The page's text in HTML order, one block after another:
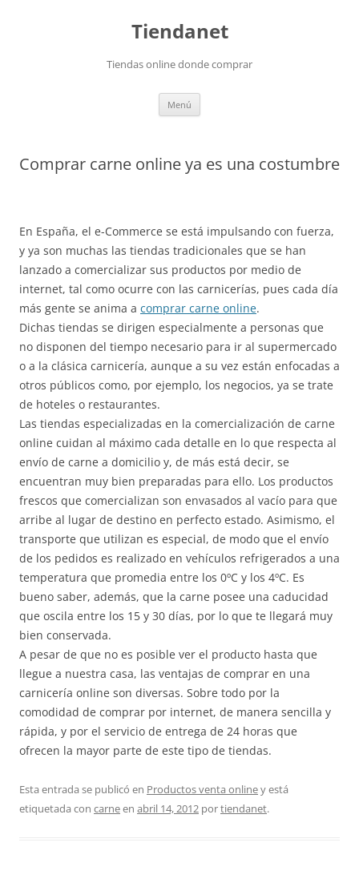
Tiendanet
Tiendas online donde comprar
Menú
Comprar carne online ya es una costumbre
En España, el e-Commerce se está impulsando con fuerza,
y ya son muchas las tiendas tradicionales que se han
lanzado a comercializar sus productos por medio de
internet, tal como ocurre con las carnicerías, pues cada día
más gente se anima a comprar carne online.
Dichas tiendas se dirigen especialmente a personas que
no disponen del tiempo necesario para ir al supermercado
o a la clásica carnicería, aunque a su vez están enfocadas a
otros públicos como, por ejemplo, los negocios, ya se trate
de hoteles o restaurantes.
Las tiendas especializadas en la comercialización de carne
online cuidan al máximo cada detalle en lo que respecta al
envío de carne a domicilio y, de más está decir, se
encuentran muy bien preparadas para ello. Los productos
frescos que comercializan son envasados al vacío para que
arribe al lugar de destino en perfecto estado. Asimismo, el
transporte que utilizan es especial, de modo que el envío
de los pedidos es realizado en vehículos refrigerados a una
temperatura que promedia entre los 0ºC y los 4ºC. Es
bueno saber, además, que la carne posee una caducidad
que oscila entre los 15 y 30 días, por lo que te llegará muy
bien conservada.
A pesar de que no es posible ver el producto hasta que
llegue a nuestra casa, las ventajas de comprar en una
carnicería online son diversas. Sobre todo por la
comodidad de comprar por internet, de manera sencilla y
rápida, y por el servicio de entrega de 24 horas que
ofrecen la mayor parte de este tipo de tiendas.
Esta entrada se publicó en Productos venta onliney está
etiquetada con carneen abril 14, 2012 portiendanet.